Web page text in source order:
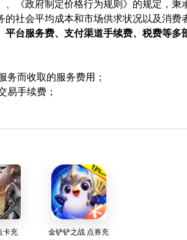
《政府制定价格行为规则》的规定，秉
社会平均成本和市场供求状况以及消费
台服务费、支付渠道手续费、税费等多
而收取的服务费用；
易手续费；
卡充
金铲铲之战 点券充